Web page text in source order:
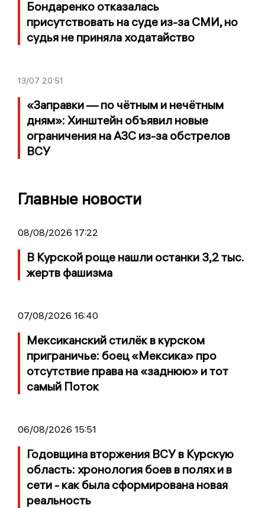
Бондаренко отказалась
присутствовать на суде из-за СМИ, но
судья не приняла ходатайство
13/07 20:51
«Заправки — по чётным и нечётным
дням»: Хинштейн объявил новые
ограничения на АЗС из-за обстрелов
ВСУ
Главные новости
08/08/2026 17:22
В Курской роще нашли останки 3,2 тыс.
жертв фашизма
07/08/2026 16:40
Мексиканский стилёк в курском
приграничье: боец «Мексика» про
отсутствие права на «заднюю» и тот
самый Поток
06/08/2026 15:51
Годовщина вторжения ВСУ в Курскую
область: хронология боев в полях и в
сети - как была сформирована новая
реальность